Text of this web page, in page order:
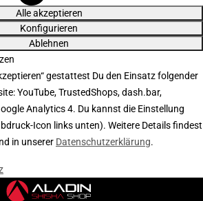
Alle akzeptieren
Konfigurieren
Ablehnen
gestattest Du den Einsatz folgender
YouTube, TrustedShops, dash.bar,
Analytics 4. Du kannst die Einstellung
Icon links unten). Weitere Details findest
in unserer Datenschutzerklärung.